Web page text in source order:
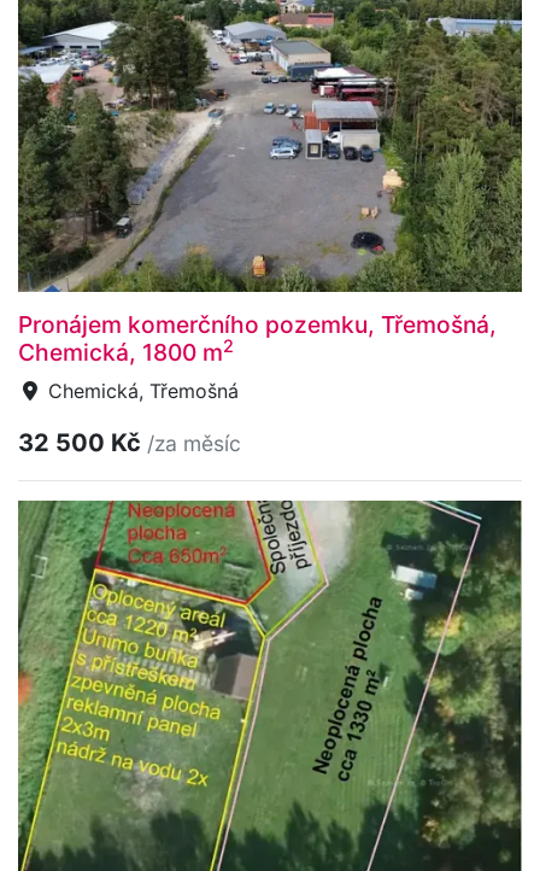
Pronájem komerčního pozemku, Třemošná,
Chemická, 1800 m2
Chemická, Třemošná
32 500 Kč /za měsíc